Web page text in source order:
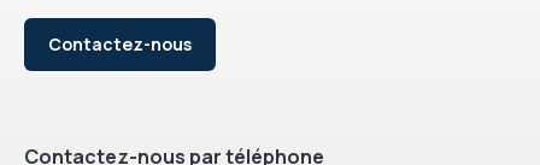
Contactez-nous
Contactez-nous par téléphone